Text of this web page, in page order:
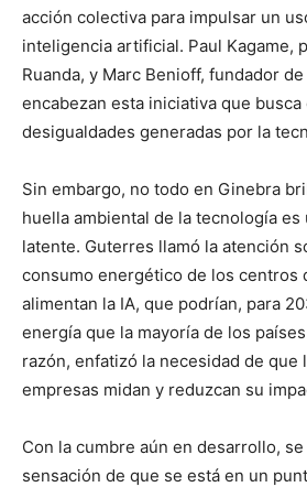
acción colectiva para impulsar un
inteligencia artificial. Paul Kagame,
Ruanda, y Marc Benioff, fundador
encabezan esta iniciativa que
desigualdades generadas por la
Sin embargo, no todo en Ginebra
huella ambiental de la tecnología es
latente. Guterres llamó la atención
consumo energético de los centros
alimentan la IA, que podrían, para
energía que la mayoría de los
razón, enfatizó la necesidad de que
empresas midan y reduzcan su
Con la cumbre aún en desarrollo,
sensación de que se está en un